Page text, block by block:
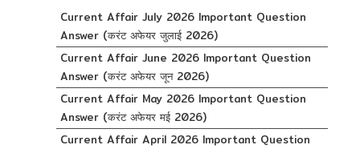
Current Affair July 2026 Important Question
Answer (करंट अफेयर जुलाई 2026)
Current Affair June 2026 Important Question
Answer (करंट अफेयर जून 2026)
Current Affair May 2026 Important Question
Answer (करंट अफेयर मई 2026)
Current Affair April 2026 Important Question